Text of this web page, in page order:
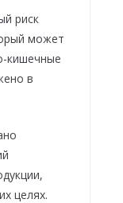
риск
может
кишечные
в
целях.